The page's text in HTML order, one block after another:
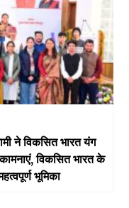
ने विकसित भारत यंग
विकसित भारत के
भूमिका